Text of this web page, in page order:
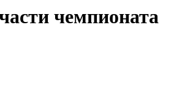
чемпионата